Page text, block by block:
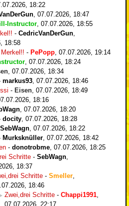
18:22
07.07.2026, 18:47
Instructor 07.07.2026, 18:55
- CedricVanDerGun
18:58
Merkel!! - PePopp 07.07.2026, 19:14
07.07.2026, 18:24
07.07.2026, 18:34
markus93 07.07.2026, 18:46
- Eisen 07.07.2026, 18:49
18:16
07.07.2026, 18:20
docity 07.07.2026, 18:28
SebWagn 07.07.2026, 18:22
Murksknüller 07.07.2026, 18:42
- donotrobme 07.07.2026, 18:25
Schritte - SebWagn
18:37
Schritte - Smeller
18:46
Zwei,drei Schritte - Chappi1991
07.07.2026, 22:17